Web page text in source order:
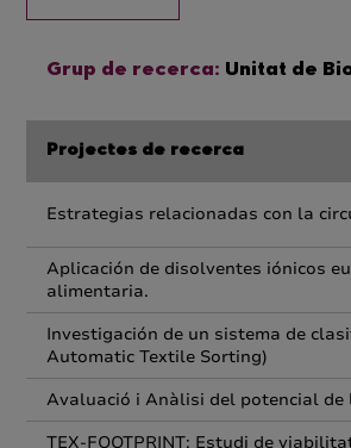
Grup de recerca: Unitat de
Projectes de recerca
Estrategias relacionadas con la
Aplicación de disolventes iónicos
alimentaria.
Investigación de un sistema de
Automatic Textile Sorting)
Avaluació i Anàlisi del potencial de
TEX-FOOTPRINT: Estudi de